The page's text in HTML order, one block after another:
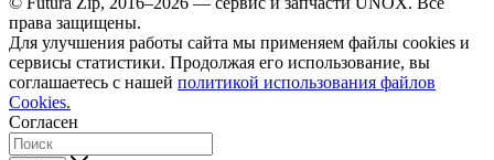
права защищены.
Для улучшения работы сайта мы применяем файлы cookies и
сервисы статистики. Продолжая его использование, вы
соглашаетесь с нашей политикой использования файлов
Cookies.
Согласен